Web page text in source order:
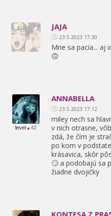
JAJA
23.5.2023 17:30
Mne sa pacia... aj
🙃
level 42
ANNABELLA
23.5.2023 17:12
miley nech sa
v nich otrasne,
zdá, že čím je
po kom v
krásavica, skôr
🙄 a podobajú sa
žiadne dvojičky
KONTESA Z